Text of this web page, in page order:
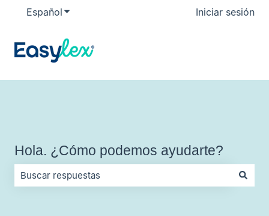
Español Traducciones de Mostrar submenú de
Iniciar sesión
Hola. ¿Cómo podemos ayudarte?